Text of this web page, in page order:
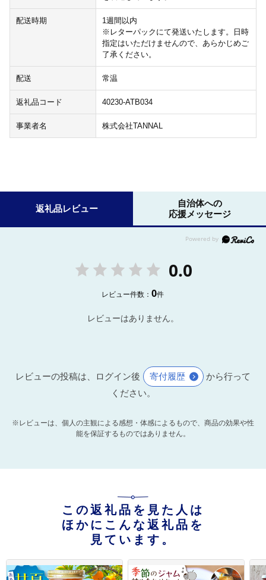
配送時期
1週間以内
※レターパックにて発送いたします。日時
指定はいただけませんので、あらかじめご
了承ください。
配送 常温
返礼品コード 40230-ATB034
事業者名 株式会社TANNAL
返礼品レビュー
自治体への
応援メッセージ
0.0
レビュー件数：0件
レビューはありません。
レビューの投稿は、ログイン後 寄付履歴
から行って
ください。
※レビューは、個人の主観による感想・体感によるもので、商品の効果や性
能を保証するものではありません。
この返礼品を見た人は
ほかにこんな返礼品を
見ています。